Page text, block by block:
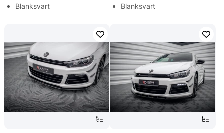
Blanksvart
Blanksvart